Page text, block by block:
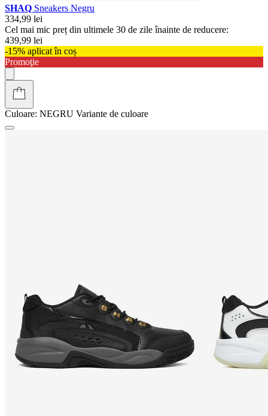
SHAQ Sneakers Negru
334,99 lei
Cel mai mic preț din ultimele 30 de zile înainte de reducere:
439,99 lei
-15% aplicat în coș
Promoţie
Culoare: NEGRU Variante de culoare